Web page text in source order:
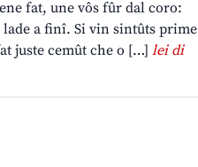
fat, une vôs fûr dal coro:
a finî. Si vin sintûts prime
juste cemût che o […] lei di